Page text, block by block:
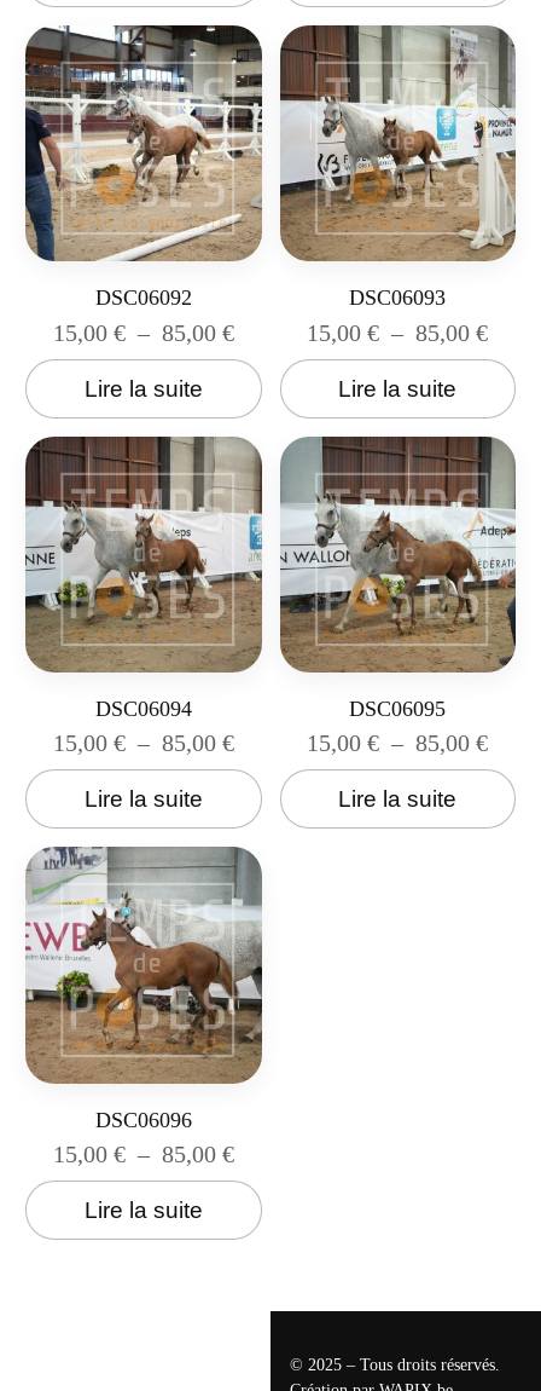
DSC06092
15,00 € – 85,00 €
Lire la suite
DSC06093
15,00€ – 85,00€
Lire la suite
DSC06094
15,00 € – 85,00 €
Lire la suite
DSC06095
15,00€ – 85,00€
Lire la suite
DSC06096
15,00 € – 85,00 €
Lire la suite
© 2025 – Tous droits réservés.